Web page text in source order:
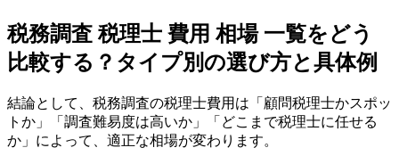
税務調査 税理士 費用 相場 一覧をどう
比較する？タイプ別の選び方と具体例
結論として、税務調査の税理士費用は「顧問税理士かスポッ
トか」「調査難易度は高いか」「どこまで税理士に任せる
か」によって、適正な相場が変わります。